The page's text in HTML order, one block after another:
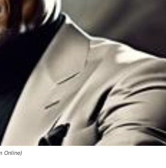
Online)